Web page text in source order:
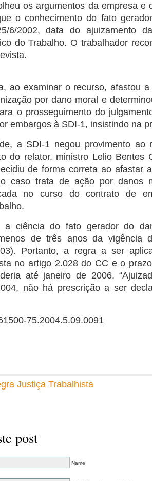
os argumentos da empresa e
o conhecimento do fato
6/2002, data do ajuizamento
do Trabalho. O trabalhador
ao examinar o recurso, afastou
por dano moral e
o prosseguimento do
embargos à SDI-1, insistindo na
a SDI-1 negou provimento ao
do relator, ministro Lelio Bentes
de forma correta ao afastar
caso trata de ação por danos
no curso do contrato de
a ciência do fato gerador do
de três anos da vigência
Portanto, a regra a ser
no artigo 2.028 do CC e o
até janeiro de 2006.
não há prescrição a ser
75.2004.5.09.0091
Justiça Trabalhista
post
Name